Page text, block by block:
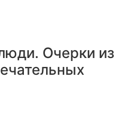
Очерки из